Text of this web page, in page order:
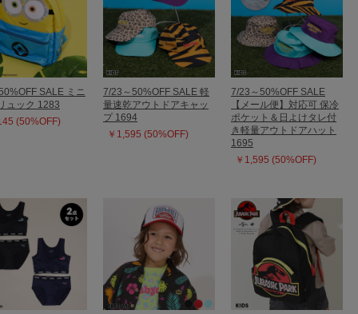
SALE ミニ
ュック 1283
(50%OFF)
7/23～50%OFF SALE 軽
量速乾アウトドアキャッ
プ 1694
￥1,595 (50%OFF)
7/23～50%OFF SALE
【メール便】対応可 保冷
ポケット＆日よけタレ付
き軽量アウトドアハット
1695
￥1,595 (50%OFF)